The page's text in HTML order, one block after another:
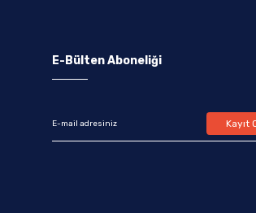
E-Bülten Aboneliği
Kayıt